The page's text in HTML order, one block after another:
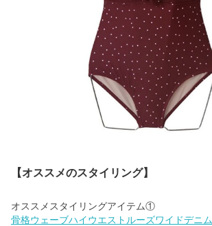
【オススメのスタイリング】
骨格ウェーブハイウエストルーズワイドデニ